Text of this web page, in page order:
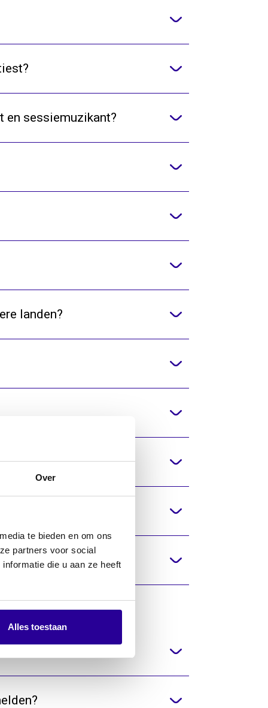
Over
te bieden en om ons
partners voor social
die u aan ze heeft
Alles toestaan
en sessiemuzikant?
landen?